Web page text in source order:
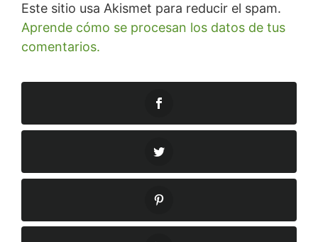
Este sitio usa Akismet para reducir el spam.
Aprende cómo se procesan los datos de tus
comentarios.